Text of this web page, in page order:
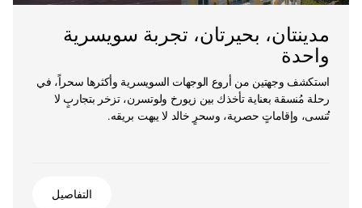
مدينتان، بحيرتان، تجربة سويسرية
واحدة
استكشف وجهتين من أروع الوجهات السويسرية وأكثرها سحراً، في
رحلة مُنسقة بعناية تأخذك بين زيورخ ولوتسرن، تزخر بتجاربٍ لا
تُنسى، وإقاماتٍ حصرية، وسحرٍ خالد لا يبهت بريقه.
التفاصيل